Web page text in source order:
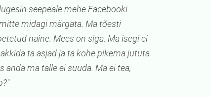
seepeale mehe Facebooki
midagi märgata. Ma tõesti
naine. Mees on siga. Ma isegi ei
ta asjad ja ta kohe pikema jututa
anda ma talle ei suuda. Ma ei tea,